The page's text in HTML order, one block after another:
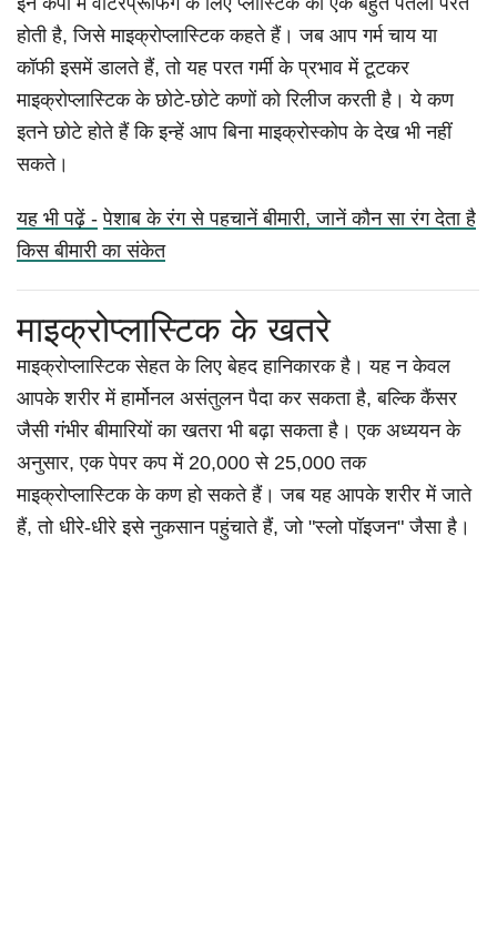
होती है, जिसे माइक्रोप्लास्टिक कहते हैं। जब आप गर्म चाय या
कॉफी इसमें डालते हैं, तो यह परत गर्मी के प्रभाव में टूटकर
माइक्रोप्लास्टिक के छोटे-छोटे कणों को रिलीज करती है। ये कण
इतने छोटे होते हैं कि इन्हें आप बिना माइक्रोस्कोप के देख भी नहीं
सकते।
यह भी पढ़ें - पेशाब के रंग से पहचानें बीमारी, जानें कौन सा रंग देता है
किस बीमारी का संकेत
माइक्रोप्लास्टिक के खतरे
माइक्रोप्लास्टिक सेहत के लिए बेहद हानिकारक है। यह न केवल
आपके शरीर में हार्मोनल असंतुलन पैदा कर सकता है, बल्कि कैंसर
जैसी गंभीर बीमारियों का खतरा भी बढ़ा सकता है। एक अध्ययन के
अनुसार, एक पेपर कप में 20,000 से 25,000 तक
माइक्रोप्लास्टिक के कण हो सकते हैं। जब यह आपके शरीर में जाते
हैं, तो धीरे-धीरे इसे नुकसान पहुंचाते हैं, जो "स्लो पॉइजन" जैसा है।